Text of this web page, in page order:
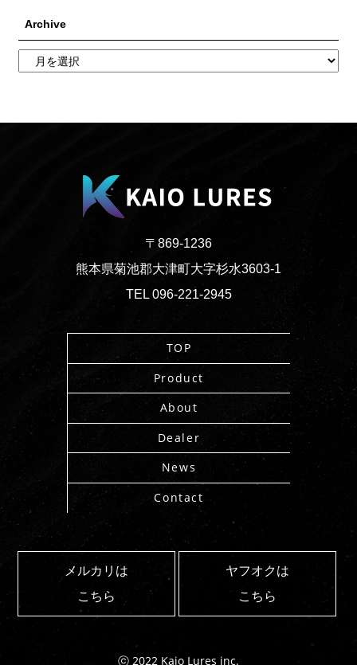
Archive
〒869-1236
熊本県菊池郡大津町大字杉水3603-1
TEL 096-221-2945
TOP
Product
About
Dealer
News
Contact
メルカリは
こちら
ヤフオクは
こちら
ⓒ 2022 Kaio Lures inc.